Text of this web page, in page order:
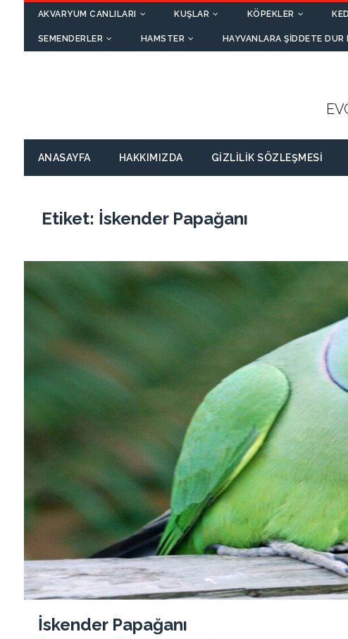
AKVARYUM CANLILARI KUŞLAR KÖPEKLER
SEMENDERLER HAMSTER HAYVANLARA ŞIDDETE DUR
ANASAYFA HAKKIMIZDA GIZLILIK SÖZLEŞMESI
Etiket: İskender Papağanı
İskender Papağanı